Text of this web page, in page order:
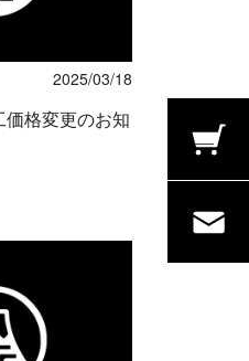
2025/03/18
格変更のお知